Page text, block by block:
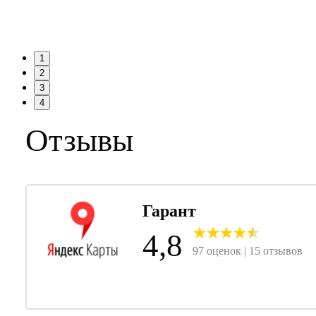
1
2
3
4
Отзывы
Гарант
4,8 97 оценок | 15 отзывов